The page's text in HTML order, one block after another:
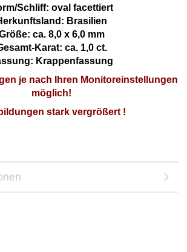
Schliff: oval facettiert
Brasilien
ca. 8,0 x 6,0 mm
Karat: ca. 1,0 ct.
Krappenfassung
je nach Ihren Monitoreinstellungen
möglich!
stark vergrößert !